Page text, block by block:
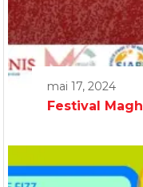
mai 17, 2024
Festival